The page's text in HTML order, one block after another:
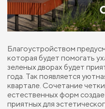
Благоустройством
которая будет помогать
зеленых дворах будет
года. Так появляется
квартале. Сочетание
естественных форм
приятных для